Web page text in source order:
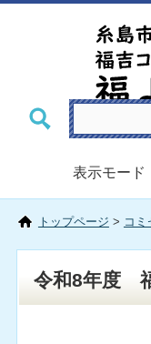
表示モード
トップページ > コミ
令和8年度